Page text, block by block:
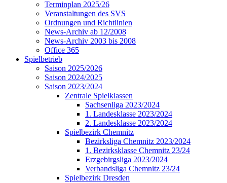
Terminplan 2025/26
Veranstaltungen des SVS
Ordnungen und Richtlinien
News-Archiv ab 12/2008
News-Archiv 2003 bis 2008
Office 365
Spielbetrieb
Saison 2025/2026
Saison 2024/2025
Saison 2023/2024
Zentrale Spielklassen
Sachsenliga 2023/2024
1. Landesklasse 2023/2024
2. Landesklasse 2023/2024
Spielbezirk Chemnitz
Bezirksliga Chemnitz 2023/2024
1. Bezirksklasse Chemnitz 23/24
Erzgebirgsliga 2023/2024
Verbandsliga Chemnitz 23/24
Spielbezirk Dresden